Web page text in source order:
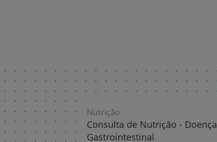
Nutrição
Consulta de Nutrição - Doença
Gastrointestinal